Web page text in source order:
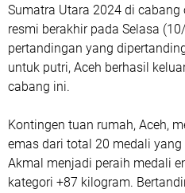
Sumatra Utara 2024 di
resmi berakhir pada Selasa
pertandingan yang
untuk putri, Aceh berhasil
cabang ini.
Kontingen tuan rumah, Aceh,
emas dari total 20 medali
Akmal menjadi peraih medali
kategori +87 kilogram.